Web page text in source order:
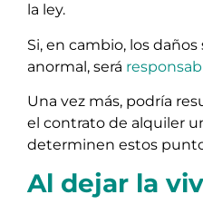
la ley.
Si, en cambio, los
anormal, será
Una vez más, podría
el contrato de alquiler
determinen estos
Al dejar la